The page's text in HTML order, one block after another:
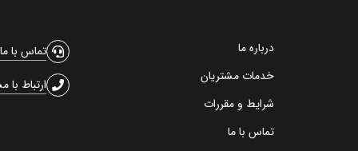
درباره ما
خدمات مشتریان
شرایط و مقررات
تماس با ما
تماس با ما
ارتباط با